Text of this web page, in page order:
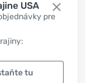
USA
pre
tu